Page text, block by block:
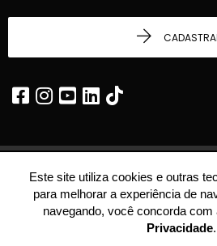
© 2026 - Dalcasta Imobiliária -
Reservados.
Este site utiliza cookies e outras
para melhorar a experiência de
navegando, você concorda com
Privacidade.